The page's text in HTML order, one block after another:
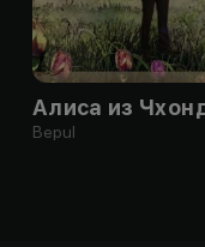
Алиса из
Bepul